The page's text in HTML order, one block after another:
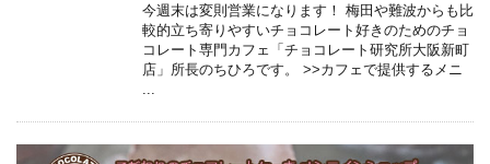
今週末は変則営業になります！ 梅田や難波からも比
較的立ち寄りやすいチョコレート好きのためのチョ
コレート専門カフェ「チョコレート研究所大阪新町
店」所長のちひろです。 >>カフェで提供するメニ